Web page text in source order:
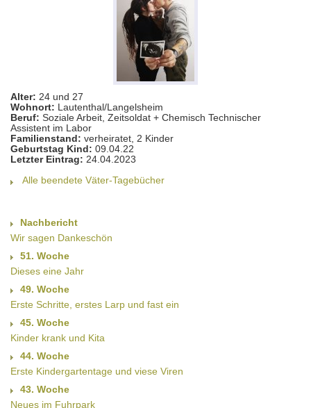
Alter: 24 und 27
Wohnort: Lautenthal/Langelsheim
Beruf: Soziale Arbeit, Zeitsoldat + Chemisch Technischer
Assistent im Labor
Familienstand: verheiratet, 2 Kinder
Geburtstag Kind: 09.04.22
Letzter Eintrag: 24.04.2023
Alle beendete Väter-Tagebücher
Nachbericht
Wir sagen Dankeschön
51. Woche
Dieses eine Jahr
49. Woche
Erste Schritte, erstes Larp und fast ein
45. Woche
Kinder krank und Kita
44. Woche
Erste Kindergartentage und viese Viren
43. Woche
Neues im Fuhrpark